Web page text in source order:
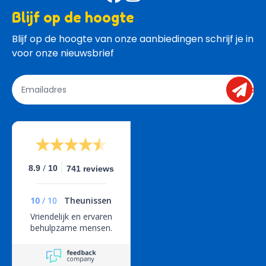
Blijf op de hoogte
Blijf op de hoogte van onze aanbiedingen schrijf je in
voor onze nieuwsbrief
send
8.9 / 10 741 reviews
10 / 10
Theunissen
Vriendelijk en ervaren
behulpzame mensen.